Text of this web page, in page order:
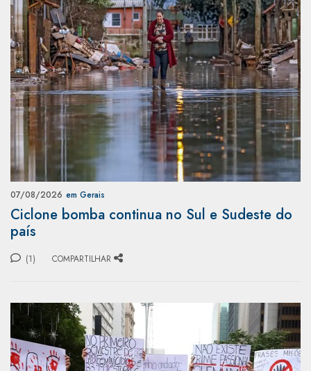
07/08/2026 em Gerais
Ciclone bomba continua no Sul e Sudeste do
país
(1) COMPARTILHAR